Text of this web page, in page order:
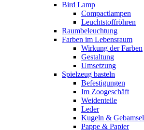
Bird Lamp
Compactlampen
Leuchtstoffröhren
Raumbeleuchtung
Farben im Lebensraum
Wirkung der Farben
Gestaltung
Umsetzung
Spielzeug basteln
Befestigungen
Im Zoogeschäft
Weidenteile
Leder
Kugeln & Gebamsel
Pappe & Papier